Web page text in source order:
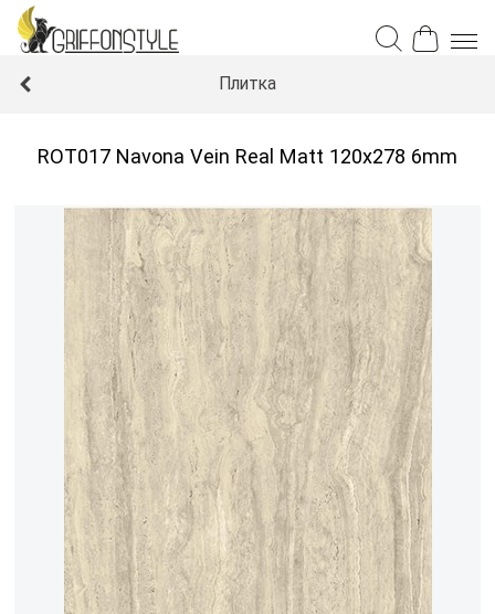
Плитка
ROT017 Navona Vein Real Matt 120x278 6mm